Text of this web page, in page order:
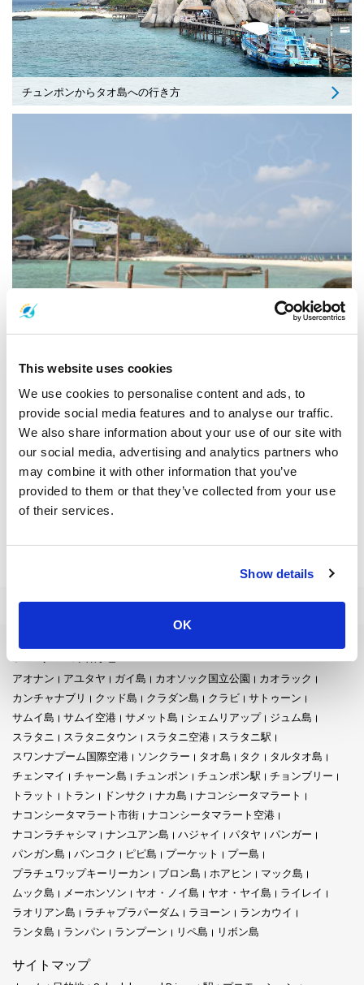
This website uses cookies
We use cookies to personalise content and ads, to
provide social media features and to analyse our traffic.
We also share information about your use of our site with
our social media, advertising and analytics partners who
may combine it with other information that you’ve
provided to them or that they’ve collected from your use
of their services.
Show details
OK
チュンポンからタオ島への行き方
アオナン アユタヤ ガイ島 カオソック国立公園
カオラック
カンチャナブリ
クッド島 クラダン島 クラビ
サトゥーン
サムイ島
サムイ空港 サメット島 シェムリアップ
ジュム島
スラタニ
スラタニタウン スラタニ空港
スラタニ駅
スワンナプーム国際空港
ソンクラー タオ島 タク
タルタオ島
チェンマイ
チャーン島 チュンポン チュンポン駅
チョンブリー
トラット
トラン ドンサク ナカ島
ナコンシータマラート
ナコンシータマラート市街
ナコンシータマラート空港
ナコンラチャシマ
ナンユアン島 ハジャイ パタヤ
パンガー
パンガン島
バンコク ピピ島 プーケット
プー島
プラチュワップキーリーカン
ブロン島 ホアヒン
マック島
ムック島
メーホンソン ヤオ・ノイ島 ヤオ・ヤイ島
ライレイ
ラオリアン島
ラチャプラパーダム ラヨーン
ランカウイ
ランタ島
ランパン ランプーン リペ島 リボン島
サイトマップ